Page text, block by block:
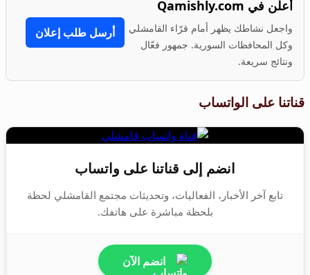
أعلن في Qamishly.com
واجعل نشاطك يظهر أمام قرّاء القامشلي
وكل المحافظات السورية. جمهور فعّال
ونتائج سريعة.
أرسل طلب إعلان
قناتنا على الواتساب
انضم إلى قناتنا على واتساب
تابع آخر الأخبار، الفعاليات، وتحديثات مجتمع القامشلي لحظة
بلحظة مباشرة على هاتفك.
انضم الآن